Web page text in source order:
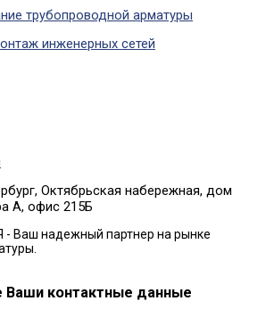
трубопроводной арматуры
инженерных сетей
Октябрьская набережная, дом
А, офис 215Б
Ваш надежный партнер на рынке
Ваши контактные данные